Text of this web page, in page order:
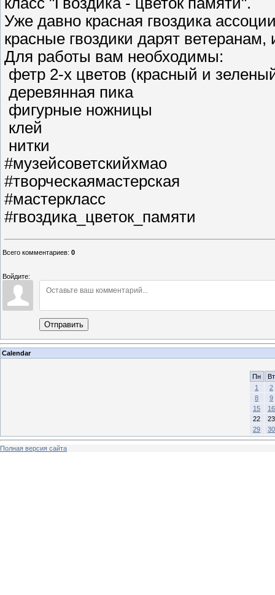
Уже давно красная гвоздика
красные гвоздики дарят
Для работы вам необходимы:
фетр 2-х цветов (красный и
деревянная пика
фигурные ножницы
клей
нитки
#музейсоветскийхмао
#творческаямастерская
#мастеркласс
#гвоздика_цветок_памяти
Всего комментариев: 0
Войдите:
Отправить
Calendar
Пн
Вт
1
2
8
9
15
16
22
23
29
30
Полная версия сайта